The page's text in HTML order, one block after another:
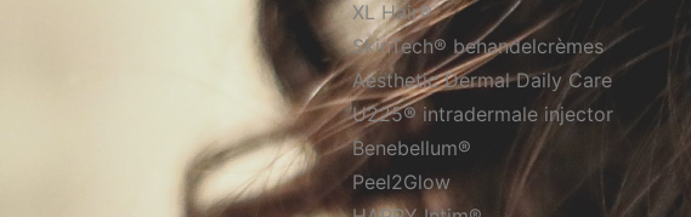
XL Hair®
SkinTech® behandelcrèmes
Aesthetic Dermal Daily Care
U225® intradermale injector
Benebellum®
Peel2Glow